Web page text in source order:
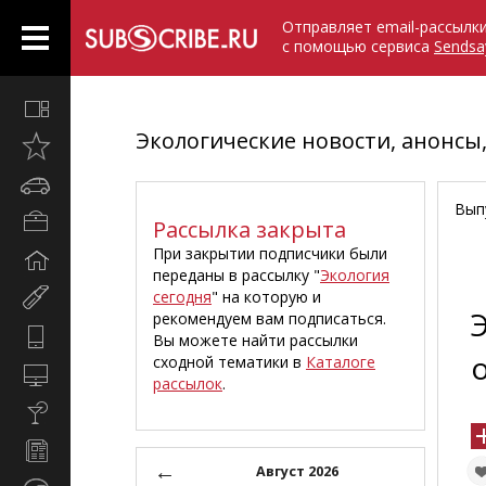
Отправляет email-рассылки
с помощью сервиса
Открыто
Автомобили
Компьютеры
Новости
Экологические новости,
Рассылка закрыта
При закрытии подписчики были
переданы в рассылку "Экология
сегодня" на которую и
рекомендуем вам подписаться.
Вы можете найти рассылки
сходной тематики в Каталоге
рассылок.
←
Август 2026